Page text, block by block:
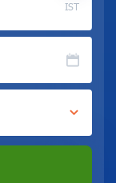
IST